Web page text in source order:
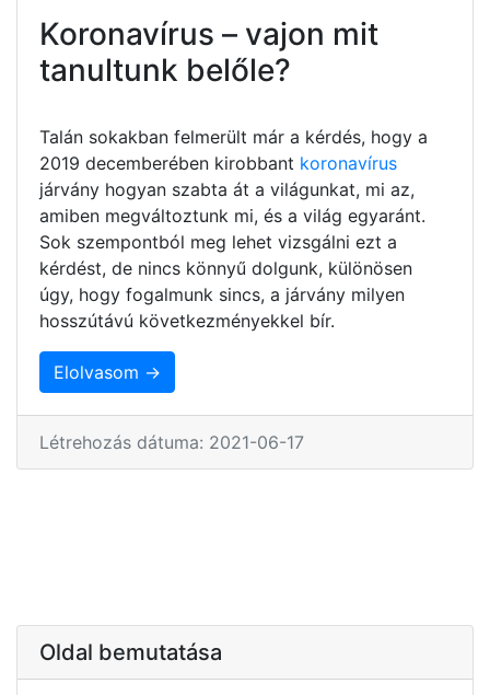
Koronavírus – vajon mit
tanultunk belőle?
Talán sokakban felmerült már a kérdés, hogy a
2019 decemberében kirobbant koronavírus
járvány hogyan szabta át a világunkat, mi az,
amiben megváltoztunk mi, és a világ egyaránt.
Sok szempontból meg lehet vizsgálni ezt a
kérdést, de nincs könnyű dolgunk, különösen
úgy, hogy fogalmunk sincs, a járvány milyen
hosszútávú következményekkel bír.
Elolvasom →
Létrehozás dátuma: 2021-06-17
Oldal bemutatása